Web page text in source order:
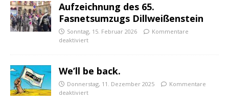
Aufzeichnung des 65.
Fasnetsumzugs Dillweißenstein
Sonntag, 15. Februar 2026
Kommentare
deaktiviert
We’ll be back.
Donnerstag, 11. Dezember 2025
Kommentare
deaktiviert